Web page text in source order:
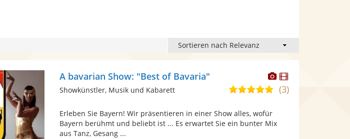
Dieser
Künstler
stellt
Dieser
Künstler
A bavarian Show: "Best of Bavaria"
4,8
Sternen
(3)
Showkünstler, Musik und Kabarett
Erleben Sie Bayern! Wir präsentieren in einer Show alles, wofür
Bayern berühmt und beliebt ist ... Es erwartet Sie ein bunter Mix
aus Tanz, Gesang ...